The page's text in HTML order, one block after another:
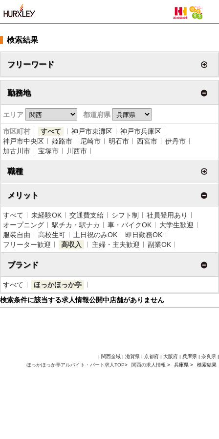
検索結果
フリーワード
勤務地
エリア 都道府県
市区町村 すべて 神戸市東灘区
神戸市兵庫区
神戸市中央区
姫路市 尼崎市 明石市 西宮市
伊丹市
加古川市
宝塚市 川西市
職種
メリット
すべて 未経験OK 交通費支給 シフト制
社員登用あり
オープニング
駅チカ・駅ナカ 車・バイクOK
大学生歓迎
服装自由
高校生可 土日祝のみOK
即日勤務OK
フリーター歓迎
高収入 主婦・主夫歓迎 副業OK
ブランド
すべて
ほっかほっか亭
検索条件に該当する求人情報公開中店舗がありません
| 関西全域 | 滋賀県 | 京都府 | 大阪府 | 兵庫県 | 奈良県 |
ほっかほっか亭アルバイト・パート求人TOP> 関西の求人情報 > 兵庫県 > 検索結果